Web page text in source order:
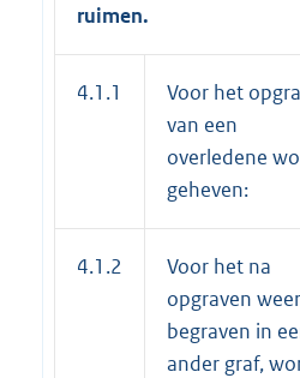
ruimen.
4.1.1
Voor het
van een
overledene
geheven:
4.1.2
Voor het na
opgraven weer
begraven in
ander graf,